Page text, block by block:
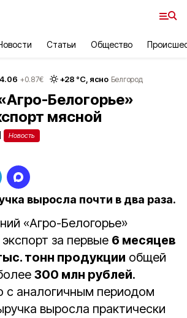
Статьи Общество
+0.87€ +28 °С, ясно Белгород
Белогорье»
мясной
Новость
выросла почти в два раза.
«Агро-Белогорье»
за первые 6 месяцев
тонн продукции общей
300 млн рублей.
с аналогичным периодом
выросла практически